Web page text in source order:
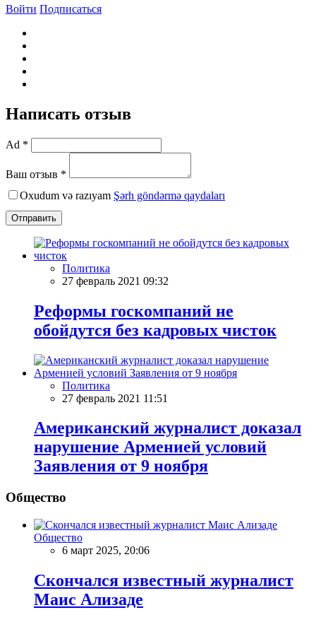
Войти Подписаться
Написать отзыв
Ad *
Ваш отзыв *
Oxudum və razıyam Şərh göndərmə qaydaları
Отправить
Политика
27 февраль 2021 09:32
Реформы госкомпаний не
обойдутся без кадровых чисток
Политика
27 февраль 2021 11:51
Американский журналист доказал
нарушение Арменией условий
Заявления от 9 ноября
Общество
Общество
6 март 2025, 20:06
Скончался известный журналист
Маис Ализаде